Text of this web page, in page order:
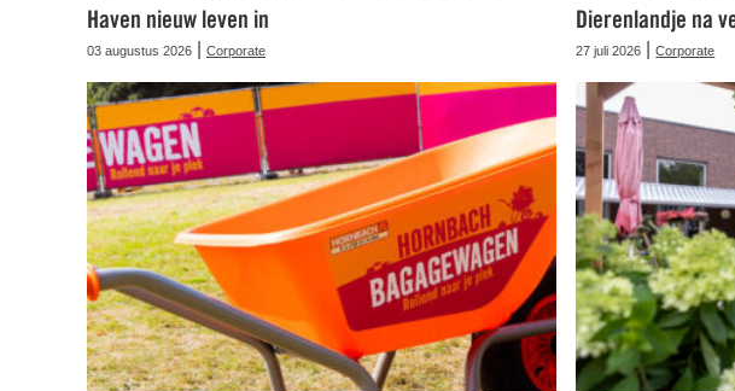
Haven nieuw leven in
03 augustus 2026 Corporate
Dierenlandje na
27 juli 2026 |Corporate